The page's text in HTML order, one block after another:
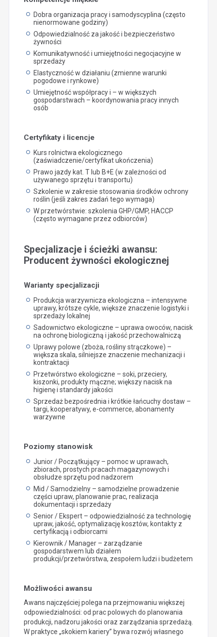
Dobra organizacja pracy i samodyscyplina (często
nienormowane godziny)
Odpowiedzialność za jakość i bezpieczeństwo
żywności
Komunikatywność i umiejętności negocjacyjne w
sprzedaży
Elastyczność w działaniu (zmienne warunki
pogodowe i rynkowe)
Umiejętność współpracy i – w większych
gospodarstwach – koordynowania pracy innych
osób
Certyfikaty i licencje
Kurs rolnictwa ekologicznego
(zaświadczenie/certyfikat ukończenia)
Prawo jazdy kat. T lub B+E (w zależności od
używanego sprzętu i transportu)
Szkolenie w zakresie stosowania środków ochrony
roślin (jeśli zakres zadań tego wymaga)
W przetwórstwie: szkolenia GHP/GMP, HACCP
(często wymagane przez odbiorców)
Specjalizacje i ścieżki awansu:
Producent żywności ekologicznej
Warianty specjalizacji
Produkcja warzywnicza ekologiczna – intensywne
uprawy, krótsze cykle, większe znaczenie logistyki i
sprzedaży lokalnej
Sadownictwo ekologiczne – uprawa owoców, nacisk
na ochronę biologiczną i jakość przechowalniczą
Uprawy polowe (zboża, rośliny strączkowe) –
większa skala, silniejsze znaczenie mechanizacji i
kontraktacji
Przetwórstwo ekologiczne – soki, przeciery,
kiszonki, produkty mączne; większy nacisk na
higienę i standardy jakości
Sprzedaż bezpośrednia i krótkie łańcuchy dostaw –
targi, kooperatywy, e-commerce, abonamenty
warzywne
Poziomy stanowisk
Junior / Początkujący – pomoc w uprawach,
zbiorach, prostych pracach magazynowych i
obsłudze sprzętu pod nadzorem
Mid / Samodzielny – samodzielne prowadzenie
części upraw, planowanie prac, realizacja
dokumentacji i sprzedaży
Senior / Ekspert – odpowiedzialność za technologię
upraw, jakość, optymalizację kosztów, kontakty z
certyfikacją i odbiorcami
Kierownik / Manager – zarządzanie
gospodarstwem lub działem
produkcji/przetwórstwa, zespołem ludzi i budżetem
Możliwości awansu
Awans najczęściej polega na przejmowaniu większej
odpowiedzialności: od prac polowych do planowania
produkcji, nadzoru jakości oraz zarządzania sprzedażą.
W praktyce „skokiem kariery” bywa rozwój własnego